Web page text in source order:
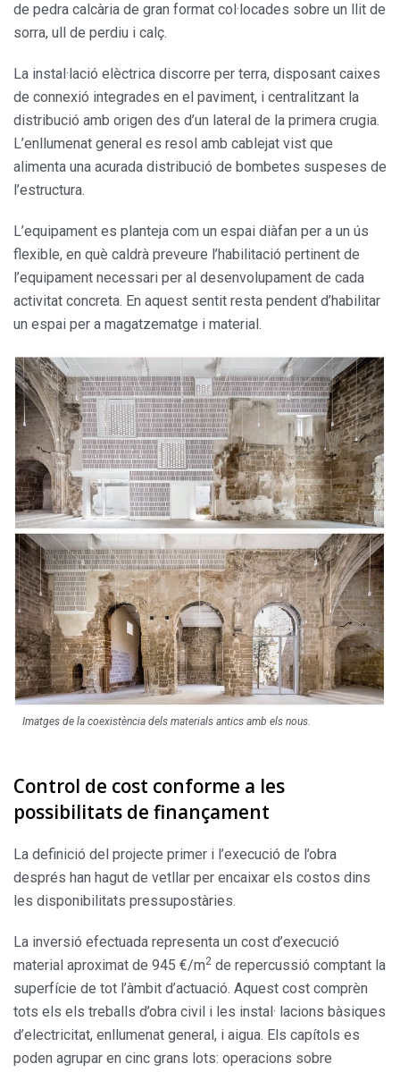
de pedra calcària de gran format col·locades sobre un llit de
sorra, ull de perdiu i calç.
La instal·lació elèctrica discorre per terra, disposant caixes
de connexió integrades en el paviment, i centralitzant la
distribució amb origen des d’un lateral de la primera crugia.
L’enllumenat general es resol amb cablejat vist que
alimenta una acurada distribució de bombetes suspeses de
l’estructura.
L’equipament es planteja com un espai diàfan per a un ús
flexible, en què caldrà preveure l’habilitació pertinent de
l’equipament necessari per al desenvolupament de cada
activitat concreta. En aquest sentit resta pendent d’habilitar
un espai per a magatzematge i material.
Imatges de la coexistència dels materials antics amb els nous.
Control de cost conforme a les
possibilitats de finançament
La definició del projecte primer i l’execució de l’obra
després han hagut de vetllar per encaixar els costos dins
les disponibilitats pressupostàries.
La inversió efectuada representa un cost d’execució
material aproximat de 945 €/m2 de repercussió comptant la
superfície de tot l’àmbit d’actuació. Aquest cost comprèn
tots els els treballs d’obra civil i les instal· lacions bàsiques
d’electricitat, enllumenat general, i aigua. Els capítols es
poden agrupar en cinc grans lots: operacions sobre